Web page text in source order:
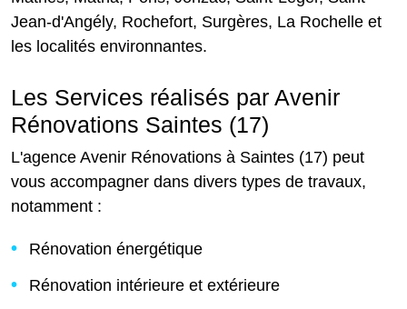
Jean-d'Angély, Rochefort, Surgères, La Rochelle et
les localités environnantes.
Les Services réalisés par Avenir
Rénovations Saintes (17)
L'agence Avenir Rénovations à Saintes (17) peut
vous accompagner dans divers types de travaux,
notamment :
Rénovation énergétique
Rénovation intérieure et extérieure